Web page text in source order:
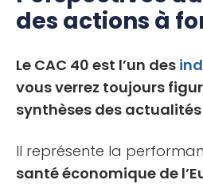
des actions à
Le CAC 40 est l’un des
vous verrez toujours
synthèses des
Il représente la
santé économique de